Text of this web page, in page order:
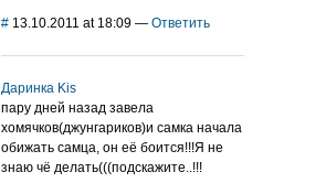
# 13.10.2011 at 18:09 — Ответить
Даринка Kis
пару дней назад завела
хомячков(джунгариков)и самка начала
обижать самца, он её боится!!!Я не
знаю чё делать(((подскажите..!!!